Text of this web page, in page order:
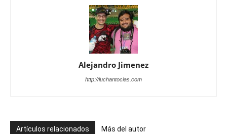
Alejandro Jimenez
http://luchantocias.com
Artículos relacionados Más del autor